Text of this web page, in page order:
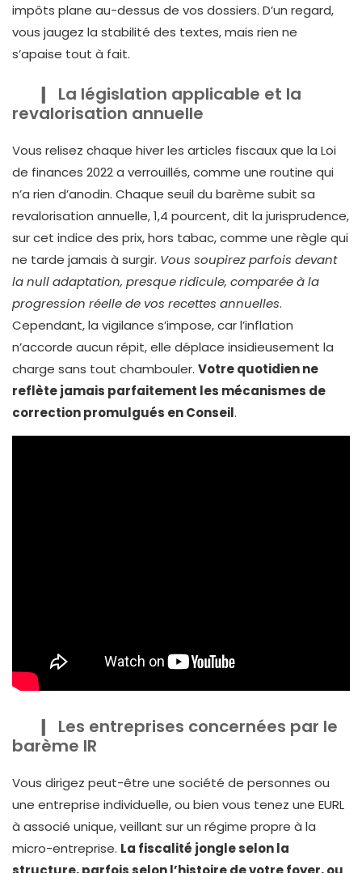
impôts plane au-dessus de vos dossiers. D’un regard,
vous jaugez la stabilité des textes, mais rien ne
s’apaise tout à fait.
La législation applicable et la
revalorisation annuelle
Vous relisez chaque hiver les articles fiscaux que la Loi
de finances 2022 a verrouillés, comme une routine qui
n’a rien d’anodin. Chaque seuil du barème subit sa
revalorisation annuelle, 1,4 pourcent, dit la jurisprudence,
sur cet indice des prix, hors tabac, comme une règle qui
ne tarde jamais à surgir. Vous soupirez parfois devant
la null adaptation, presque ridicule, comparée à la
progression réelle de vos recettes annuelles.
Cependant, la vigilance s’impose, car l’inflation
n’accorde aucun répit, elle déplace insidieusement la
charge sans tout chambouler. Votre quotidien ne
reflète jamais parfaitement les mécanismes de
correction promulgués en Conseil.
Les entreprises concernées par le
barème IR
Vous dirigez peut-être une société de personnes ou
une entreprise individuelle, ou bien vous tenez une EURL
à associé unique, veillant sur un régime propre à la
micro-entreprise. La fiscalité jongle selon la